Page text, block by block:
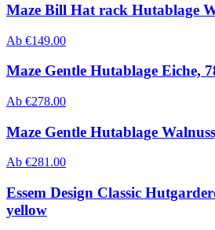
Maze Bill Hat rack Hutablage
Ab €149.00
Maze Gentle Hutablage Eiche,
Ab €278.00
Maze Gentle Hutablage
Ab €281.00
Essem Design Classic
yellow